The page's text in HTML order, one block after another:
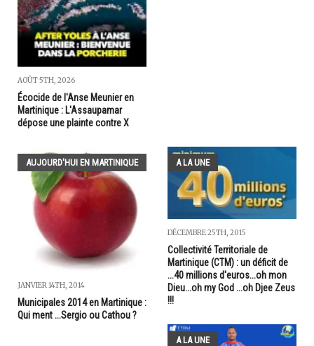
AOÛT 5TH, 2026
Écocide de l'Anse Meunier en
Martinique : L'Assaupamar
dépose une plainte contre X
AUJOURD'HUI EN MARTINIQUE
JANVIER 14TH, 2014
Municipales 2014 en Martinique :
Qui ment ...Sergio ou Cathou ?
A LA UNE
DÉCEMBRE 25TH, 2015
Collectivité Territoriale de
Martinique (CTM) : un déficit de
...40 millions d'euros...oh mon
Dieu...oh my God ...oh Djee Zeus
!!!
A LA UNE